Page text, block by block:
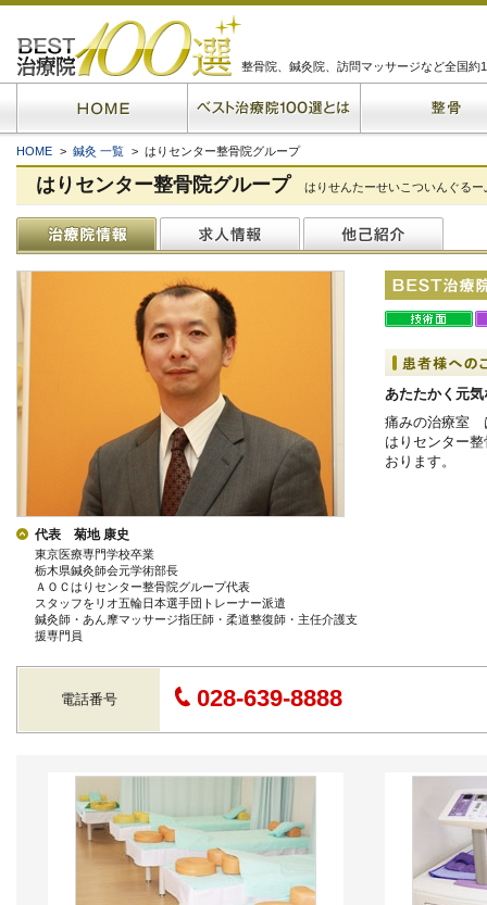
整骨院、鍼灸院、訪問マッサージなど全国約
HOME > 鍼灸 一覧 > はりセンター整骨院グループ
はりセンター整骨院グループ はりせんたーせいこついんぐるー
代表 菊地 康史
東京医療専門学校卒業
栃木県鍼灸師会元学術部長
ＡＯＣはりセンター整骨院グループ代表
スタッフをリオ五輪日本選手団トレーナー派遣
鍼灸師・あん摩マッサージ指圧師・柔道整復師・主任介護支
援専門員
あたたかく元
痛みの治療室
はりセンター
おります。
電話番号 028-639-8888